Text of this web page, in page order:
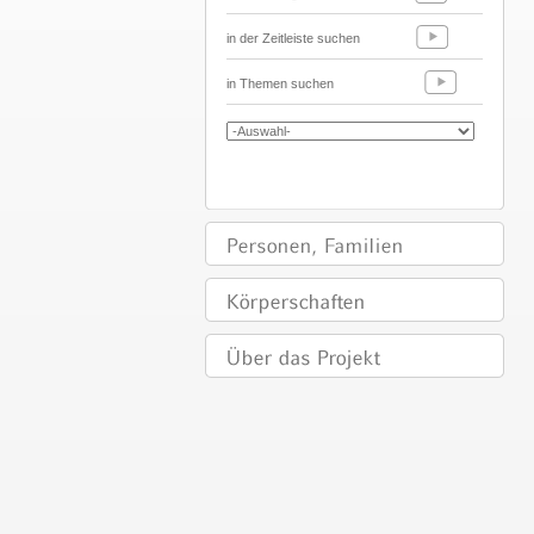
in der Zeitleiste suchen
in Themen suchen